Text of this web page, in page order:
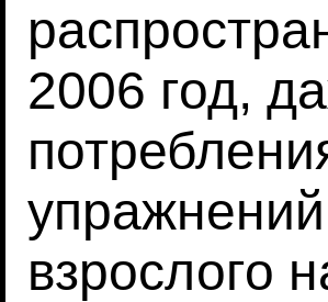
2006 год,
взрослого